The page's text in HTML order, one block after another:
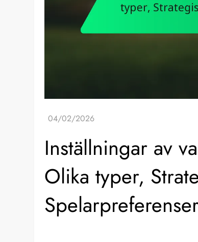
Inställningar av
Olika typer,